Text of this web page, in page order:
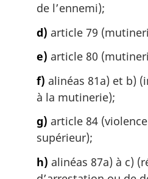
de l’ennemi);
d) article 79
e) article 80
f) alinéas 81a) et b)
à la mutinerie);
g) article 84
supérieur);
h) alinéas 87a) à c)